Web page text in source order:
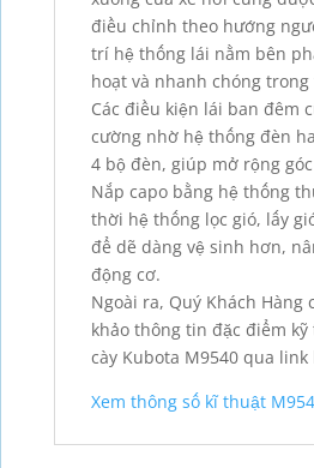
điều chỉnh theo hướng
trí hệ thống lái nằm bên
hoạt và nhanh chóng
Các điều kiện lái ban đêm
cường nhờ hệ thống đèn
4 bộ đèn, giúp mở rộng
Nắp capo bằng hệ thống
thời hệ thống lọc gió, lấy
để dẽ dàng vệ sinh hơn,
động cơ.
Ngoài ra, Quý Khách Hàng
khảo thông tin đặc điểm
cày Kubota M9540 qua
Xem thông số kĩ thuật